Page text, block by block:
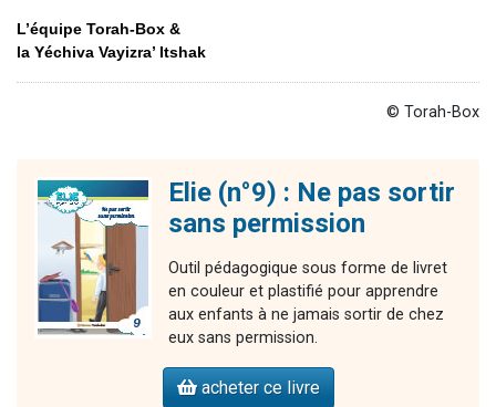
L’équipe Torah-Box &
la Yéchiva Vayizra’ Itshak
© Torah-Box
Elie (n°9) : Ne pas sortir
sans permission
Outil pédagogique sous forme de livret
en couleur et plastifié pour apprendre
aux enfants à ne jamais sortir de chez
eux sans permission.
acheter ce livre